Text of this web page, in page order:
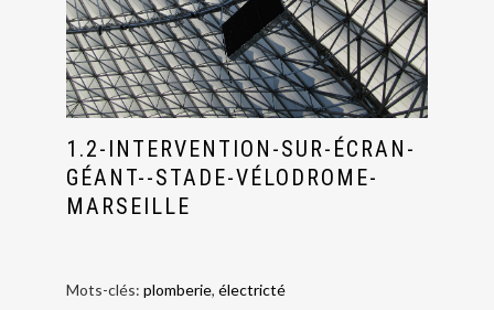
1.2-INTERVENTION-SUR-ÉCRAN-
GÉANT--STADE-VÉLODROME-
MARSEILLE
Mots-clés: plomberie, électricté